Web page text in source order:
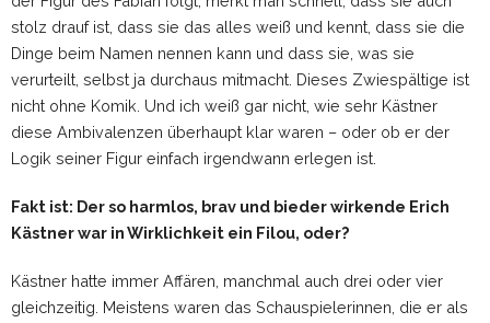
stolz drauf ist, dass sie das alles weiß und kennt, dass sie die
Dinge beim Namen nennen kann und dass sie, was sie
verurteilt, selbst ja durchaus mitmacht. Dieses Zwiespältige ist
nicht ohne Komik. Und ich weiß gar nicht, wie sehr Kästner
diese Ambivalenzen überhaupt klar waren – oder ob er der
Logik seiner Figur einfach irgendwann erlegen ist.
Fakt ist: Der so harmlos, brav und bieder wirkende Erich
Kästner war in Wirklichkeit ein Filou, oder?
Kästner hatte immer Affären, manchmal auch drei oder vier
gleichzeitig. Meistens waren das Schauspielerinnen, die er als